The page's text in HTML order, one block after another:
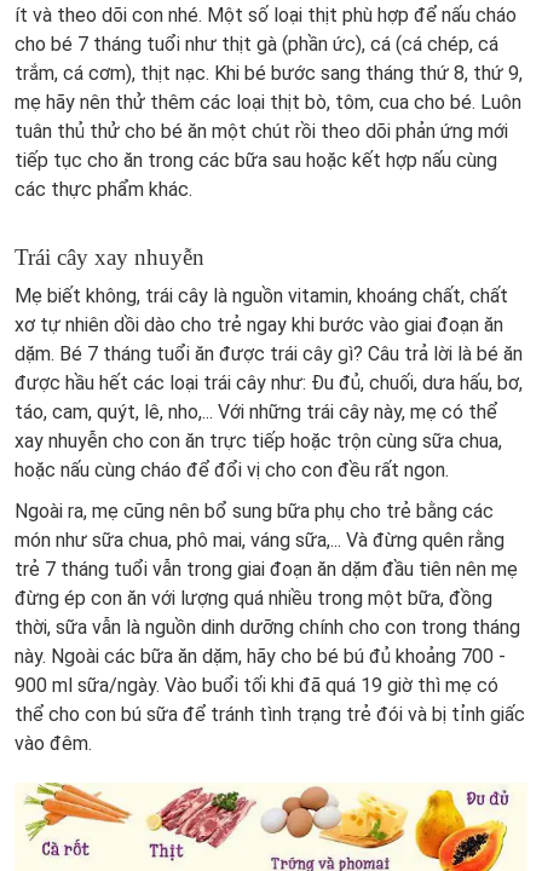
ít và theo dõi con nhé. Một số loại thịt phù hợp để nấu cháo
cho bé 7 tháng tuổi như thịt gà (phần ức), cá (cá chép, cá
trắm, cá cơm), thịt nạc. Khi bé bước sang tháng thứ 8, thứ 9,
mẹ hãy nên thử thêm các loại thịt bò, tôm, cua cho bé. Luôn
tuân thủ thử cho bé ăn một chút rồi theo dõi phản ứng mới
tiếp tục cho ăn trong các bữa sau hoặc kết hợp nấu cùng
các thực phẩm khác.
Trái cây xay nhuyễn
Mẹ biết không, trái cây là nguồn vitamin, khoáng chất, chất
xơ tự nhiên dồi dào cho trẻ ngay khi bước vào giai đoạn ăn
dặm. Bé 7 tháng tuổi ăn được trái cây gì? Câu trả lời là bé ăn
được hầu hết các loại trái cây như: Đu đủ, chuối, dưa hấu, bơ,
táo, cam, quýt, lê, nho,... Với những trái cây này, mẹ có thể
xay nhuyễn cho con ăn trực tiếp hoặc trộn cùng sữa chua,
hoặc nấu cùng cháo để đổi vị cho con đều rất ngon.
Ngoài ra, mẹ cũng nên bổ sung bữa phụ cho trẻ bằng các
món như sữa chua, phô mai, váng sữa,... Và đừng quên rằng
trẻ 7 tháng tuổi vẫn trong giai đoạn ăn dặm đầu tiên nên mẹ
đừng ép con ăn với lượng quá nhiều trong một bữa, đồng
thời, sữa vẫn là nguồn dinh dưỡng chính cho con trong tháng
này. Ngoài các bữa ăn dặm, hãy cho bé bú đủ khoảng 700 -
900 ml sữa/ngày. Vào buổi tối khi đã quá 19 giờ thì mẹ có
thể cho con bú sữa để tránh tình trạng trẻ đói và bị tỉnh giấc
vào đêm.